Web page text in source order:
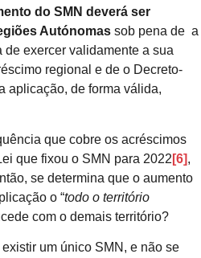
do SMN deverá ser
Autónomas sob pena de a
exercer validamente a sua
regional e de o Decreto-
aplicação, de forma válida,
que cobre os acréscimos
que fixou o SMN para 2022 [6],
se determina que o aumento
o “todo o território
com o demais território?
um único SMN, e não se